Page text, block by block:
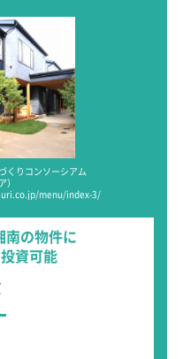
くりコンソーシアム
）
menu/index-3/
南の物件に
資可能